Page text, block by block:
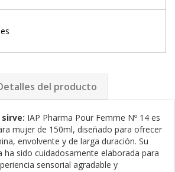
del producto
IAP Pharma Pour Femme Nº 14 es
mujer de 150ml, diseñado para ofrecer
envolvente y de larga duración. Su
sido cuidadosamente elaborada para
sensorial agradable y